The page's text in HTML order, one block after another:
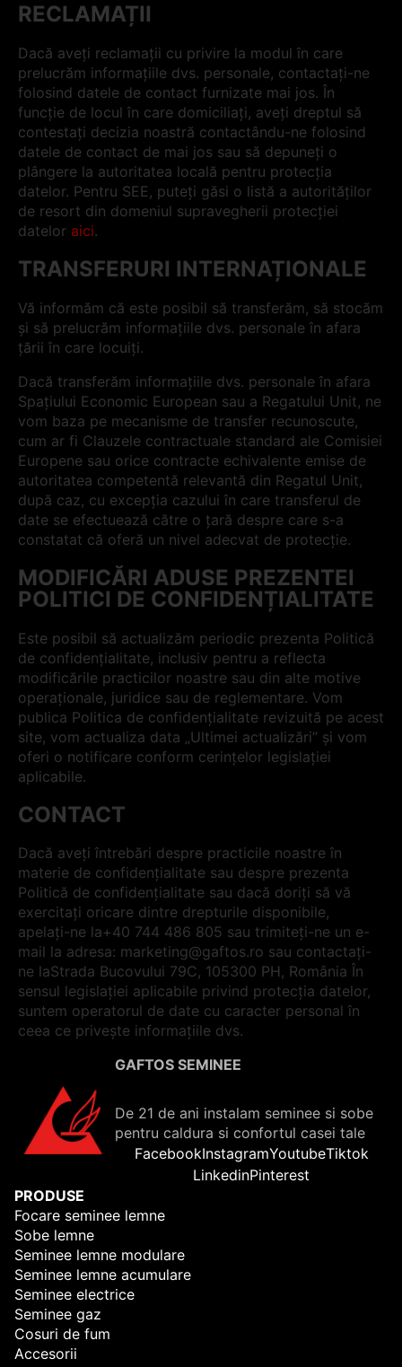
RECLAMAȚII
Dacă aveți reclamații cu privire la modul în care
prelucrăm informațiile dvs. personale, contactați-ne
folosind datele de contact furnizate mai jos. În
funcție de locul în care domiciliați, aveți dreptul să
contestați decizia noastră contactându-ne folosind
datele de contact de mai jos sau să depuneți o
plângere la autoritatea locală pentru protecția
datelor. Pentru SEE, puteți găsi o listă a autorităților
de resort din domeniul supravegherii protecției
datelor aici.
TRANSFERURI INTERNAȚIONALE
Vă informăm că este posibil să transferăm, să stocăm
și să prelucrăm informațiile dvs. personale în afara
țării în care locuiți.
Dacă transferăm informațiile dvs. personale în afara
Spațiului Economic European sau a Regatului Unit, ne
vom baza pe mecanisme de transfer recunoscute,
cum ar fi Clauzele contractuale standard ale Comisiei
Europene sau orice contracte echivalente emise de
autoritatea competentă relevantă din Regatul Unit,
după caz, cu excepția cazului în care transferul de
date se efectuează către o țară despre care s-a
constatat că oferă un nivel adecvat de protecție.
MODIFICĂRI ADUSE PREZENTEI
POLITICI DE CONFIDENȚIALITATE
Este posibil să actualizăm periodic prezenta Politică
de confidențialitate, inclusiv pentru a reflecta
modificările practicilor noastre sau din alte motive
operaționale, juridice sau de reglementare. Vom
publica Politica de confidențialitate revizuită pe acest
site, vom actualiza data „Ultimei actualizări” și vom
oferi o notificare conform cerințelor legislației
aplicabile.
CONTACT
Dacă aveți întrebări despre practicile noastre în
materie de confidențialitate sau despre prezenta
Politică de confidențialitate sau dacă doriți să vă
exercitați oricare dintre drepturile disponibile,
apelați-ne la+40 744 486 805 sau trimiteți-ne un e-
mail la adresa: marketing@gaftos.ro sau contactați-
ne laStrada Bucovului 79C, 105300 PH, România În
sensul legislației aplicabile privind protecția datelor,
suntem operatorul de date cu caracter personal în
ceea ce privește informațiile dvs.
GAFTOS SEMINEE
De 21 de ani instalam seminee si sobe
pentru caldura si confortul casei tale
FacebookInstagramYoutubeTiktok
LinkedinPinterest
PRODUSE
Focare seminee lemne
Sobe lemne
Seminee lemne modulare
Seminee lemne acumulare
Seminee electrice
Seminee gaz
Cosuri de fum
Accesorii